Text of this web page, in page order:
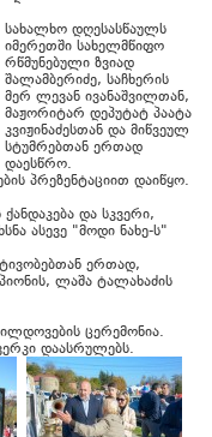
სახალხო დღესასწაულს
იმერეთში სახელმწიფო
რწმუნებული ზვიად
შალამბერიძე, საჩხერის
მერ ლევან ივანაშვილთან,
მაჟორიტარ დეპუტატ პაატა
კვიჟინაძესთან და მიწვეულ
სტუმრებთან ერთად
დაესწრო.
პრეზენტაციით დაიწყო.
და სკვერი,
ასევე "მოდი ნახე-ს"
ერთად,
ლაშა ტალახაძის
ცერემონია.
დაასრულებს.